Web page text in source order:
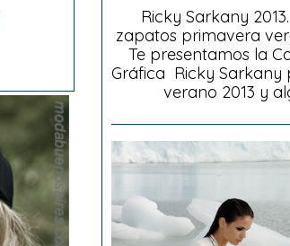
Ricky Sarkany
zapatos primavera
Te presentamos la
Gráfica Ricky Sarkany
verano 2013 y